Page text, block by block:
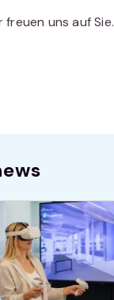
freuen uns auf Sie.